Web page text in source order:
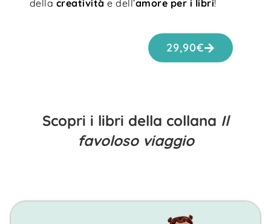
della creatività e dell’amore per i libri!
29,90€
Scopri i libri della collana Il
favoloso viaggio